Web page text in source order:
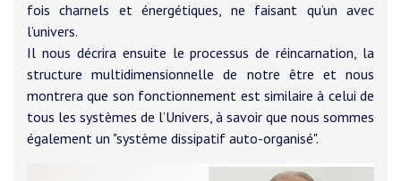
fois charnels et énergétiques, ne faisant qu’un avec
l’univers.
Il nous décrira ensuite le processus de réincarnation, la
structure multidimensionnelle de notre être et nous
montrera que son fonctionnement est similaire à celui de
tous les systèmes de l’Univers, à savoir que nous sommes
également un "système dissipatif auto-organisé".